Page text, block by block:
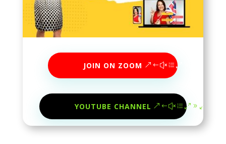
JOIN ON ZOOM
YOUTUBE CHANNEL